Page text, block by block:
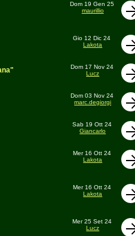
Dom 19 Gen 25
maurillio
Gio 12 Dic 24
Lakota
Dom 17 Nov 24
Lucz
Dom 03 Nov 24
marc.degiorgi
Sab 19 Ott 24
Giancarlo
Mer 16 Ott 24
Lakota
Mer 16 Ott 24
Lakota
Mer 25 Set 24
Lucz